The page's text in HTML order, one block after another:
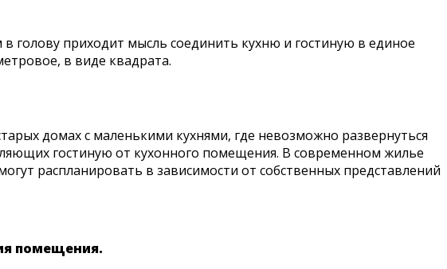
голову приходит мысль соединить кухню и гостиную в единое
в виде квадрата.
домах с маленькими кухнями, где невозможно развернуться
гостиную от кухонного помещения. В современном жилье
распланировать в зависимости от собственных представлений
помещения.